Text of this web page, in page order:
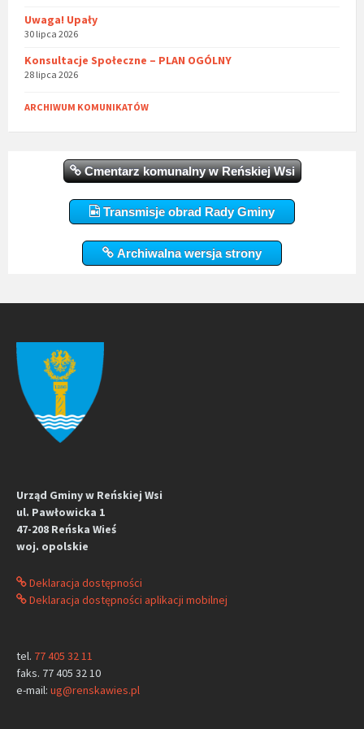
Uwaga! Upały
30 lipca 2026
Konsultacje Społeczne – PLAN OGÓLNY
28 lipca 2026
ARCHIWUM KOMUNIKATÓW
Cmentarz komunalny w Reńskiej Wsi
Transmisje obrad Rady Gminy
Archiwalna wersja strony
Urząd Gminy w Reńskiej Wsi
ul. Pawłowicka 1
47-208 Reńska Wieś
woj. opolskie
Deklaracja dostępności
Deklaracja dostępności aplikacji mobilnej
tel. 77 405 32 11
faks. 77 405 32 10
e-mail: ug@renskawies.pl